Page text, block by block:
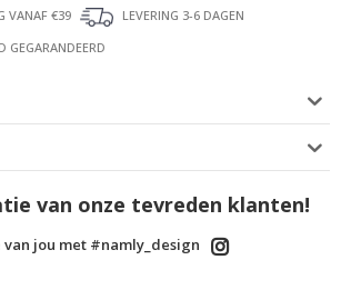
VANAF €39
LEVERING 3-6 DAGEN
GEGARANDEERD
van onze tevreden klanten!
van jou met #namly_design